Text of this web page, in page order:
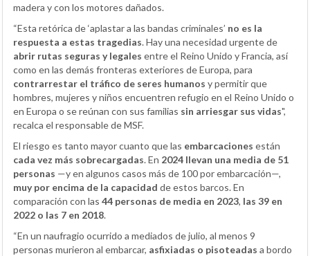
madera y con los motores dañados.
“Esta retórica de ‘aplastar a las bandas criminales’ no es la
respuesta a estas tragedias. Hay una necesidad urgente de
abrir rutas seguras y legales entre el Reino Unido y Francia, así
como en las demás fronteras exteriores de Europa, para
contrarrestar el tráfico de seres humanos y permitir que
hombres, mujeres y niños encuentren refugio en el Reino Unido o
en Europa o se reúnan con sus familias sin arriesgar sus vidas",
recalca el responsable de MSF.
El riesgo es tanto mayor cuanto que las embarcaciones están
cada vez más sobrecargadas. En 2024 llevan una media de 51
personas —y en algunos casos más de 100 por embarcación—,
muy por encima de la capacidad de estos barcos. En
comparación con las 44 personas de media en 2023, las 39 en
2022 o las 7 en 2018.
“En un naufragio ocurrido a mediados de julio, al menos 9
personas murieron al embarcar, asfixiadas o pisoteadas a bordo